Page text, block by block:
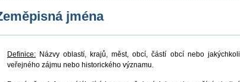
jména
Definice: Názvy oblastí, krajů, měst, obcí, částí obcí nebo
veřejného zájmu nebo historického významu.